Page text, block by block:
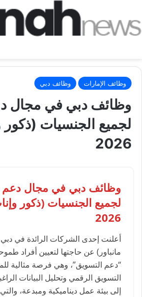
وظائف الإمارات وظائف دبي
وظائف دبي في مجال
لجميع الجنسيات (ذكور
2026
وظائف دبي في مجال دعم
لجميع الجنسيات (ذكور
2026
أعلنت إحدى الشركات الرائدة في
مانباور) عن حاجتها لتعيين أفراد
“دعم التسويق”، وهي فرصة مثالية
التسويق الرقمي وتحليل البيانات
إلى بيئة عمل ديناميكية ومبدعة،